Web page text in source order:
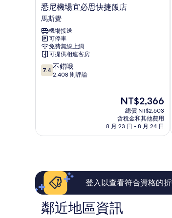
悉
尼
機
場
宜
必
思
快
捷
悉尼機場宜必思快捷飯店
馬斯覺
機場接送
可停車
免費無線上網
可提供相連客房
7.4
分，
哦，
論
7.4 不錯哦
2,408 則評論
現
在
價
格
為
NT$2,366
總價 NT$2,603
含稅金和其他費用
8 月 23 日 - 8 月 24 日
登入以查看符合資格的
鄰近地區資訊